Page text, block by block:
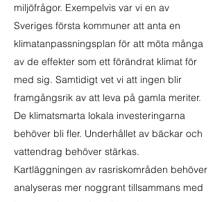
miljöfrågor. Exempelvis var vi en av
Sveriges första kommuner att anta en
klimatanpassningsplan för att möta många
av de effekter som ett förändrat klimat för
med sig. Samtidigt vet vi att ingen blir
framgångsrik av att leva på gamla meriter.
De klimatsmarta lokala investeringarna
behöver bli fler. Underhållet av bäckar och
vattendrag behöver stärkas.
Kartläggningen av rasriskområden behöver
analyseras mer noggrant tillsammans med